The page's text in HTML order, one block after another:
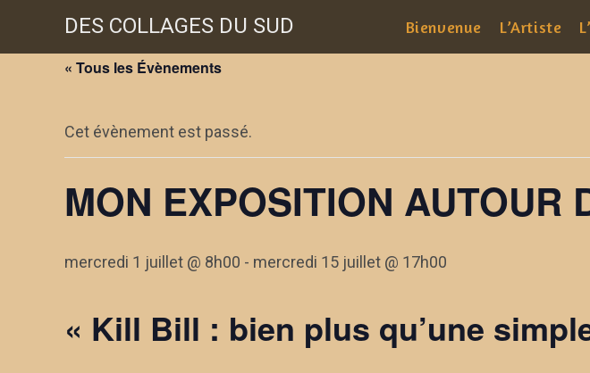
content
DES COLLAGES DU SUD Bienvenue L’Artiste
« Tous les Évènements
Cet évènement est passé.
MON EXPOSITION
mercredi 1 juillet @ 8h00 - mercredi 15 juillet @ 17h00
« Kill Bill : bien plus qu’une